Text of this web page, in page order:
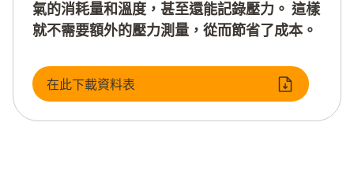
氣的消耗量和溫度，甚至還能記錄壓力。 這樣
就不需要額外的壓力測量，從而節省了成本。
在此下載資料表